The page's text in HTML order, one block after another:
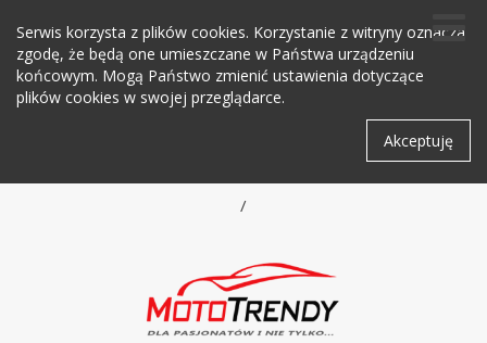
Serwis korzysta z plików cookies. Korzystanie z witryny oznacza
zgodę, że będą one umieszczane w Państwa urządzeniu
końcowym. Mogą Państwo zmienić ustawienia dotyczące
plików cookies w swojej przeglądarce.
Akceptuję
/